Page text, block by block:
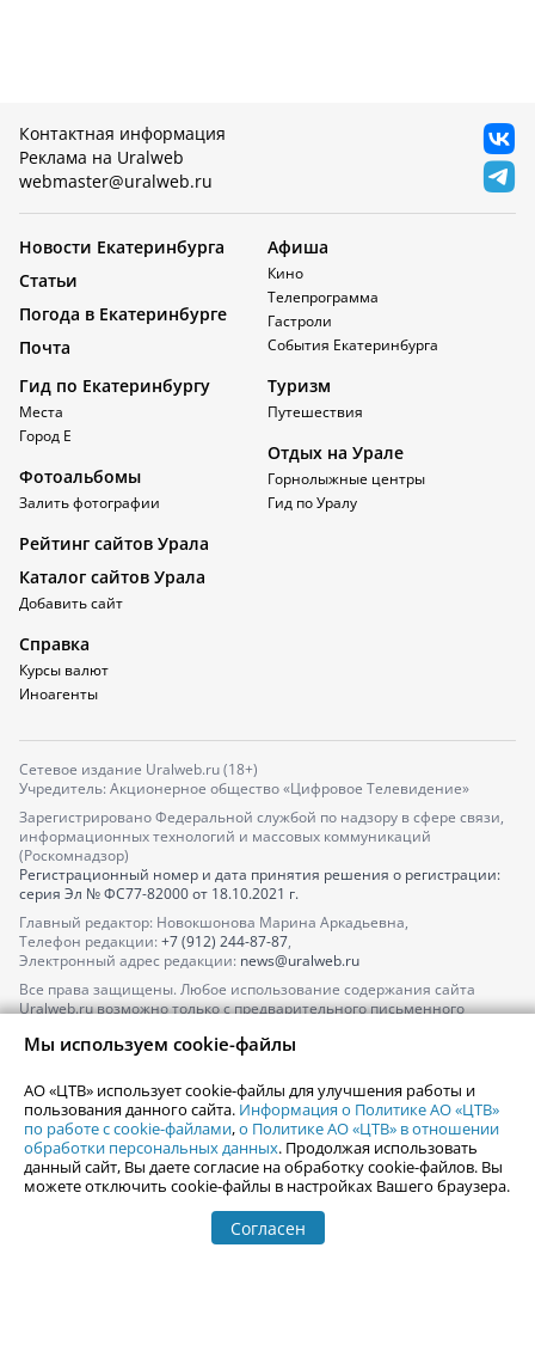
Контактная информация
Реклама на Uralweb
webmaster@uralweb.ru
Новости Екатеринбурга
Статьи
Погода в Екатеринбурге
Почта
Афиша
Кино
Телепрограмма
Гастроли
События Екатеринбурга
Гид по Екатеринбургу
Места
Город Е
Фотоальбомы
Залить фотографии
Туризм
Путешествия
Отдых на Урале
Горнолыжные центры
Гид по Уралу
Рейтинг сайтов Урала
Каталог сайтов Урала
Добавить сайт
Справка
Курсы валют
Иноагенты
Сетевое издание Uralweb.ru (18+)
Учредитель: Акционерное общество «Цифровое Телевидение»
Зарегистрировано Федеральной службой по надзору в сфере связи,
информационных технологий и массовых коммуникаций
(Роскомнадзор)
Регистрационный номер и дата принятия решения о регистрации:
серия Эл № ФС77-82000от 18.10.2021 г.
Главный редактор: Новокшонова Марина Аркадьевна,
Телефон редакции: +7 (912) 244-87-87,
Электронный адрес редакции: news@uralweb.ru
Все права защищены. Любое использование содержания сайта
Uralweb.ru возможно только с предварительного письменного
По вопросам размещения рекламы обращайтесь по тел.
По вопросам размещения информации в разделе «Афиша»
afisha@uralweb.ru
Пользовательское соглашение на использование сайта
Политика АО «ЦТВ» в отношении обработки персональных данных
Мы используем cookie-файлы
АО «ЦТВ» использует cookie-файлы для улучшения работы и
пользования данного сайта. Информация о Политике АО «ЦТВ»
по работе с cookie-файлами,о Политике АО «ЦТВ» в отношении
обработки персональных данных. Продолжая использовать
данный сайт, Вы даете согласие на обработку cookie-файлов. Вы
можете отключить cookie-файлы в настройках Вашего браузера.
Согласен